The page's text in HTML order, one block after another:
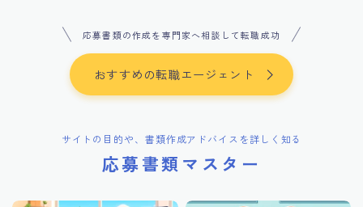
応募書類の作成を専門家へ相談して転職成功
おすすめの転職エージェント
サイトの目的や、書類作成アドバイスを詳しく知る
応募書類マスター